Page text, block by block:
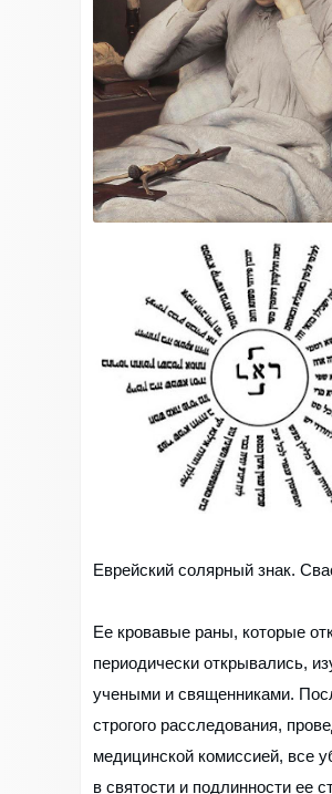
Еврейский солярный знак.
Ее кровавые раны, которые
периодически открывались,
учеными и священниками.
строгого расследования,
медицинской комиссией, все
в святости и подлинности ее